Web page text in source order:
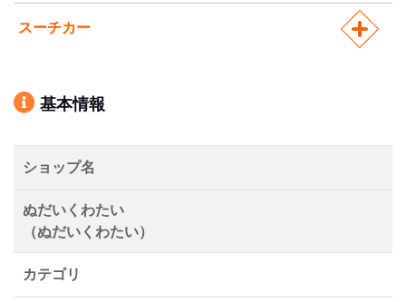
スーチカー
基本情報
ショップ名
ぬだいくわたい
（ぬだいくわたい）
カテゴリ